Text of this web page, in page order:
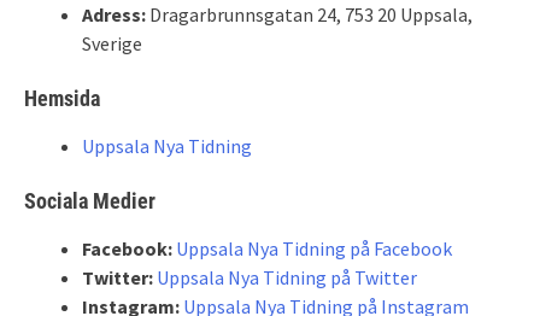
Adress: Dragarbrunnsgatan 24, 753 20 Uppsala,
Sverige
Hemsida
Uppsala Nya Tidning
Sociala Medier
Facebook: Uppsala Nya Tidning på Facebook
Twitter: Uppsala Nya Tidning på Twitter
Instagram: Uppsala Nya Tidning på Instagram